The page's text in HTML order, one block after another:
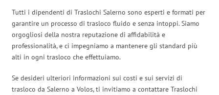
Tutti i dipendenti di Traslochi Salerno sono esperti e formati per
garantire un processo di trasloco fluido e senza intoppi. Siamo
orgogliosi della nostra reputazione di affidabilità e
professionalità, e ci impegniamo a mantenere gli standard più
alti in ogni trasloco che effettuiamo.
Se desideri ulteriori informazioni sui costi e sui servizi di
trasloco da Salerno a Volos, ti invitiamo a contattare Traslochi